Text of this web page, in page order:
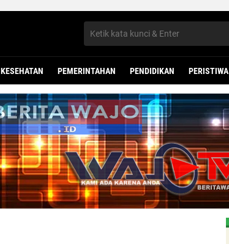
KESEHATAN PEMERINTAHAN PENDIDIKAN PERISTIWA